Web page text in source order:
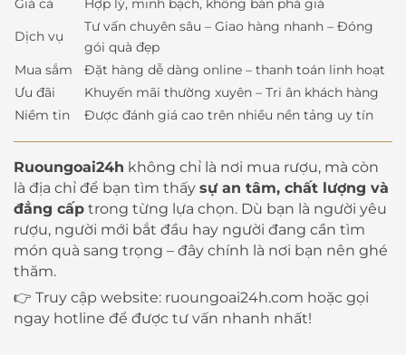
Giá cả
Hợp lý, minh bạch, không bán phá giá
Dịch vụ
Tư vấn chuyên sâu – Giao hàng nhanh – Đóng
gói quà đẹp
Mua sắm
Đặt hàng dễ dàng online – thanh toán linh hoạt
Ưu đãi
Khuyến mãi thường xuyên – Tri ân khách hàng
Niềm tin
Được đánh giá cao trên nhiều nền tảng uy tín
Ruoungoai24h không chỉ là nơi mua rượu, mà còn
là địa chỉ để bạn tìm thấy sự an tâm, chất lượng và
đẳng cấp trong từng lựa chọn. Dù bạn là người yêu
rượu, người mới bắt đầu hay người đang cần tìm
món quà sang trọng – đây chính là nơi bạn nên ghé
thăm.
👉 Truy cập website: ruoungoai24h.com hoặc gọi
ngay hotline để được tư vấn nhanh nhất!